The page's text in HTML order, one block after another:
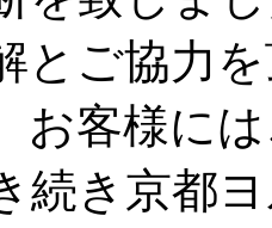
とご協力
お客様に
続き京都